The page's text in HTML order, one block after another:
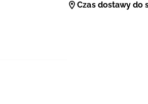
Czas dostawy do